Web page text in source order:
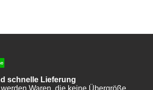
schnelle Lieferung
Waren, die keine Übergröße